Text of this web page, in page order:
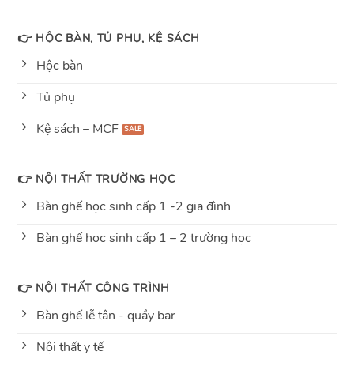
👉 HỘC BÀN, TỦ PHỤ, KỆ SÁCH
Hộc bàn
Tủ phụ
Kệ sách – MCF
👉 NỘI THẤT TRƯỜNG HỌC
Bàn ghế học sinh cấp 1 -2 gia đình
Bàn ghế học sinh cấp 1 – 2 trường học
👉 NỘI THẤT CÔNG TRÌNH
Bàn ghế lễ tân - quầy bar
Nội thất y tế